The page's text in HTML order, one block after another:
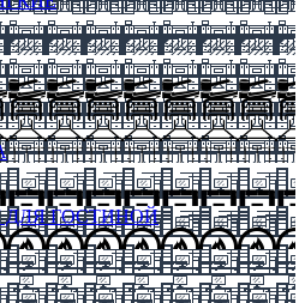
ГОСТИНОЙ